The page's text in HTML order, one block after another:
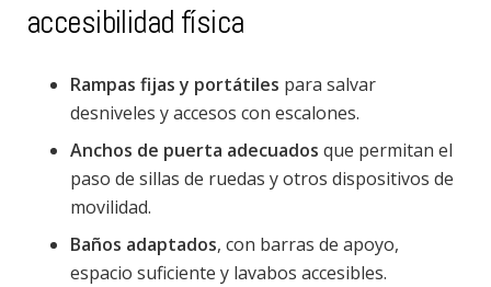
accesibilidad física
Rampas fijas y portátiles para salvar
desniveles y accesos con escalones.
Anchos de puerta adecuados que permitan el
paso de sillas de ruedas y otros dispositivos de
movilidad.
Baños adaptados, con barras de apoyo,
espacio suficiente y lavabos accesibles.